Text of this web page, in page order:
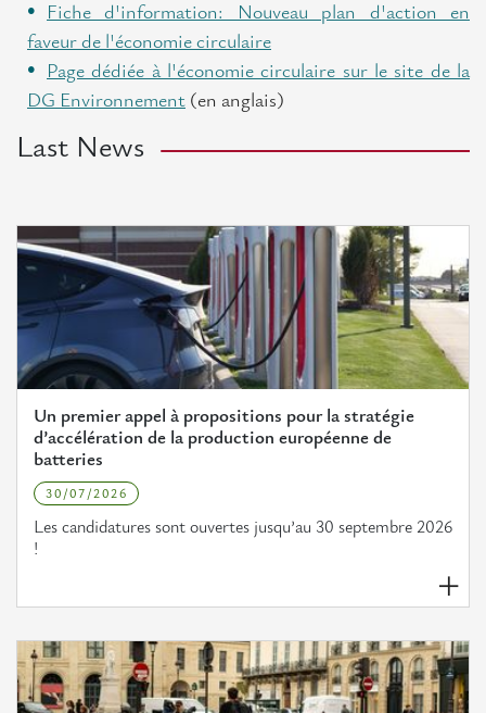
Fiche d'information: Nouveau plan d'action en
faveur de l'économie circulaire
Page dédiée à l'économie circulaire sur le site de la
DG Environnement (en anglais)
Last News
Un premier appel à propositions pour la stratégie
d’accélération de la production européenne de
batteries
30/07/2026
Les candidatures sont ouvertes jusqu’au 30 septembre 2026
!